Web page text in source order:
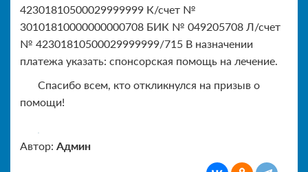
42301810500029999999 К/счет №
30101810000000000708 БИК № 049205708 Л/счет
№ 42301810500029999999/715 В назначении
платежа указать: спонсорская помощь на лечение.
Спасибо всем, кто откликнулся на призыв о
помощи!
Автор: Админ